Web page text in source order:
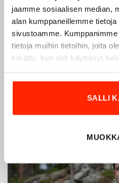
jaamme sosiaalisen median,
alan kumppaneillemme
sivustoamme.
tietoja muihin tietoihin, joita
kerätty, kun olet käyttänyt
SALLI
vuodesta 1975.Origopro
jotka on kehitetty
puolustusvoimien ja poliisin
Origopro:n tuotteet on
ja erikoisammattilaisten